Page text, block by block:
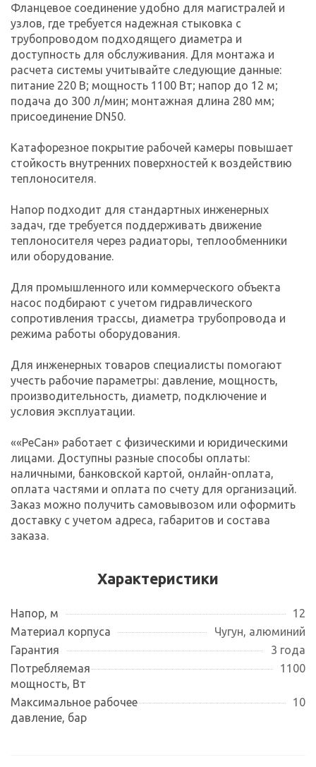
Фланцевое соединение удобно для магистралей и
узлов, где требуется надежная стыковка с
трубопроводом подходящего диаметра и
доступность для обслуживания. Для монтажа и
расчета системы учитывайте следующие данные:
питание 220 В; мощность 1100 Вт; напор до 12 м;
подача до 300 л/мин; монтажная длина 280 мм;
присоединение DN50.
Катафорезное покрытие рабочей камеры повышает
стойкость внутренних поверхностей к воздействию
теплоносителя.
Напор подходит для стандартных инженерных
задач, где требуется поддерживать движение
теплоносителя через радиаторы, теплообменники
или оборудование.
Для промышленного или коммерческого объекта
насос подбирают с учетом гидравлического
сопротивления трассы, диаметра трубопровода и
режима работы оборудования.
Для инженерных товаров специалисты помогают
учесть рабочие параметры: давление, мощность,
производительность, диаметр, подключение и
условия эксплуатации.
««РеСан» работает с физическими и юридическими
лицами. Доступны разные способы оплаты:
наличными, банковской картой, онлайн-оплата,
оплата частями и оплата по счету для организаций.
Заказ можно получить самовывозом или оформить
доставку с учетом адреса, габаритов и состава
заказа.
Характеристики
Напор, м
12
Материал корпуса
Чугун, алюминий
Гарантия
3 года
Потребляемая
мощность, Вт
1100
Максимальное рабочее
давление, бар
10